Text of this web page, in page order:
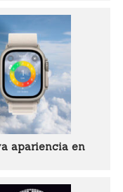
apariencia en